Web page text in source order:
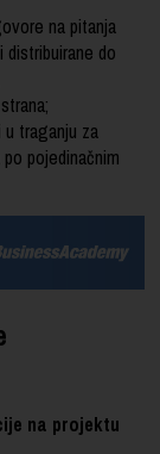
na pitanja
do
traganju za
pojedinačnim
na projektu